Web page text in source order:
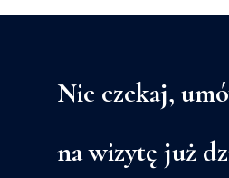
Nie czekaj,
na wizytę już